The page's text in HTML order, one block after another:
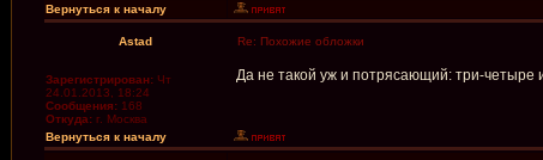
Вернуться к началу
Astad Re: Похожие обложки
Зарегистрирован: Чт
24.01.2013, 18:24
Сообщения: 168
Откуда: г. Москва
Да не такой уж и потрясающий: три-четыре
Вернуться к началу